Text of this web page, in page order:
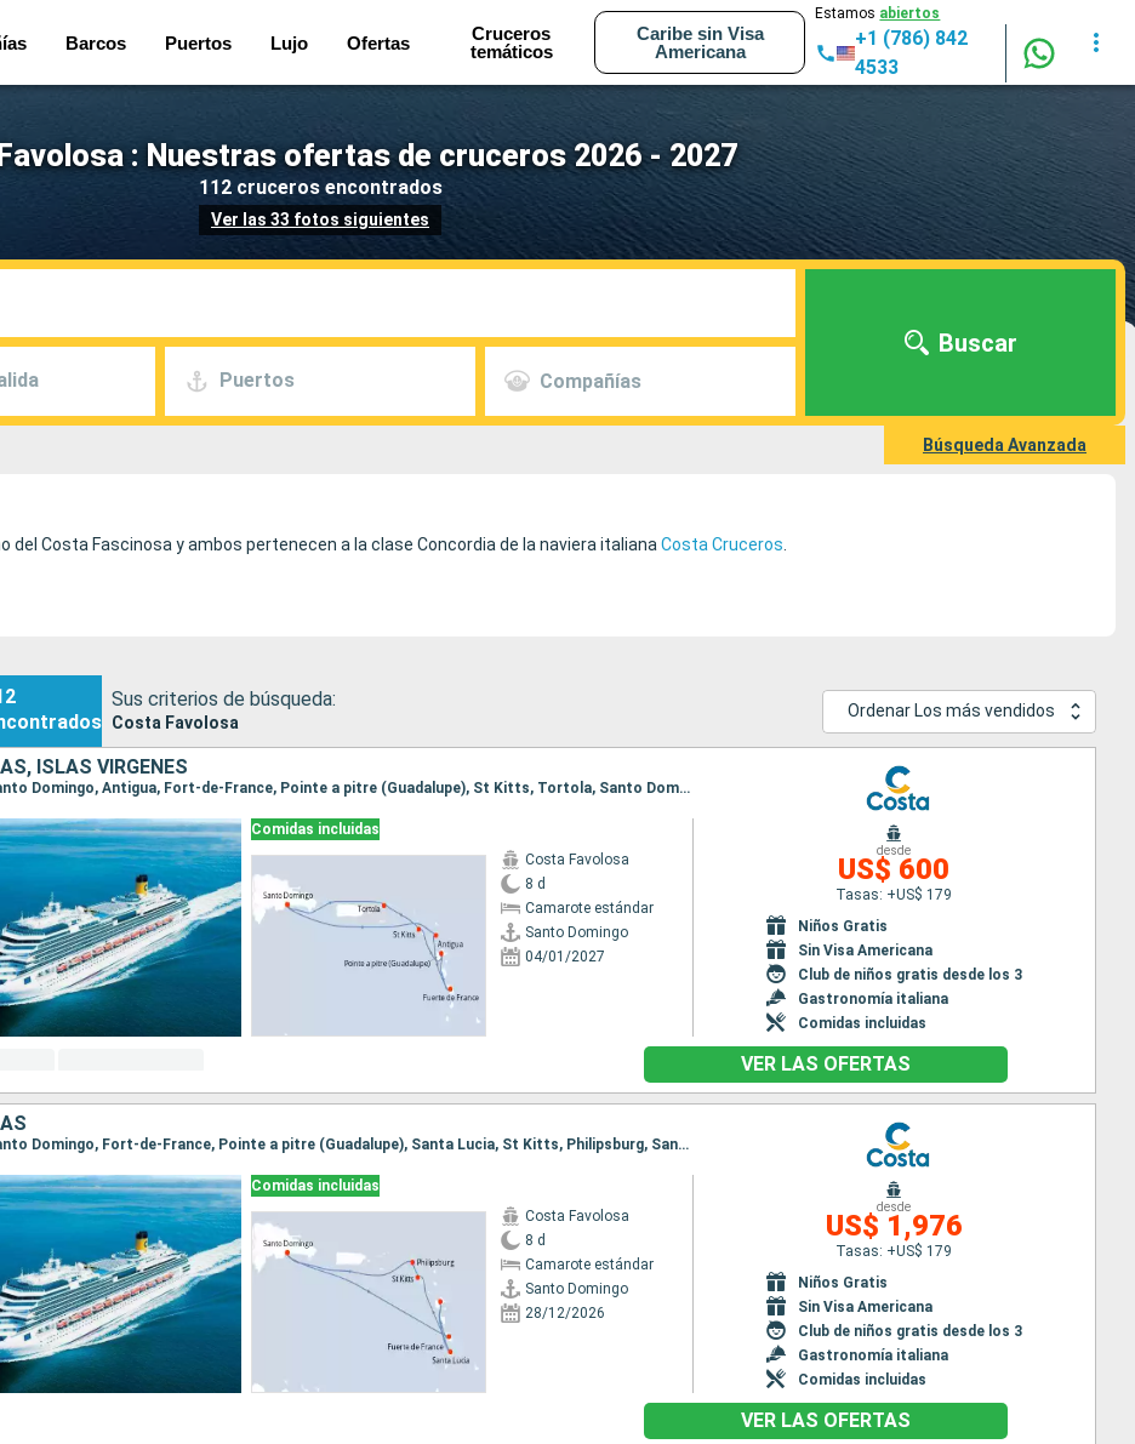
Barcos Puertos Lujo Ofertas
Cruceros
temáticos
Caribe sin Visa
Americana
Estamos abiertos
+1 (786) 842
4533
: Nuestras ofertas de cruceros 2026 - 2027
112 cruceros encontrados
Ver las 33 fotos siguientes
Puertos Compañías
Buscar
Búsqueda Avanzada
del Costa Fascinosa y ambos pertenecen a la clase Concordia de la naviera italiana Costa Cruceros
Sus criterios de búsqueda:
Costa Favolosa
Ordenar Los más vendidos
ISLAS VÍRGENES
Itinerario : Santo Domingo, Antigua, Fort-de-France, Pointe a pitre (Guadalupe), St Kitts, Tortola, Santo Domingo
Comidas incluidas
Costa Favolosa
8 d
Camarote estándar
Santo Domingo
04/01/2027
desde
US$ 600
Tasas: +US$ 179
Niños Gratis
Sin Visa Americana
Club de niños gratis desde los 3
Gastronomía italiana
Comidas incluidas
VER LAS OFERTAS
Itinerario : Santo Domingo, Fort-de-France, Pointe a pitre (Guadalupe), Santa Lucia, St Kitts, Philipsburg, Santo Domingo
Comidas incluidas
Costa Favolosa
8 d
Camarote estándar
Santo Domingo
28/12/2026
desde
US$ 1,976
Tasas: +US$ 179
Niños Gratis
Sin Visa Americana
Club de niños gratis desde los 3
Gastronomía italiana
Comidas incluidas
VER LAS OFERTAS